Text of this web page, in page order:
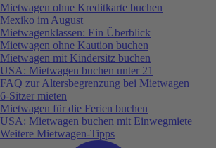
Mietwagen ohne Kreditkarte buchen
Mexiko im August
Mietwagenklassen: Ein Überblick
Mietwagen ohne Kaution buchen
Mietwagen mit Kindersitz buchen
USA: Mietwagen buchen unter 21
FAQ zur Altersbegrenzung bei Mietwagen
6-Sitzer mieten
Mietwagen für die Ferien buchen
USA: Mietwagen buchen mit Einwegmiete
Weitere Mietwagen-Tipps